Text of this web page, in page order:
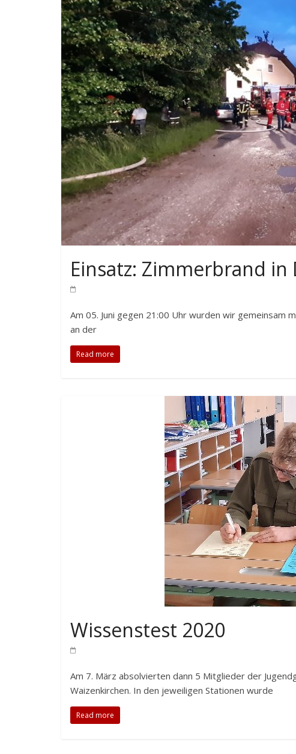
Einsatz: Zimmerbrand
Am 05. Juni gegen 21:00 Uhr wurden wir gemeinsam
an der
Read more
Wissenstest 2020
Am 7. März absolvierten dann 5 Mitglieder der
Waizenkirchen. In den jeweiligen Stationen wurde
Read more